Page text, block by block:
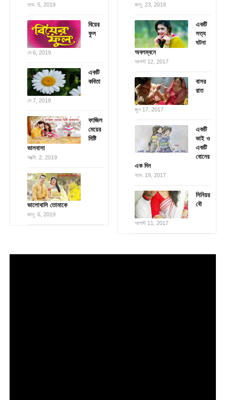
নভে. 5, 2019
বিয়ের
ফুল
মে 6, 2019
একটি
কবিতা
মে 7, 2018
ফাজিল
মেয়ের
মিষ্টি
ভালবাসা
অক্টো. 2, 2019
ভালোবাসি তোমাকে
জানু. 6, 2019
জানু. 23, 2018
একটি
সত্য
ঘটনা
অবলম্বনে
আগস্ট 12, 2017
বাসর
রাত
জুন 17, 2017
একটি
ভাই ও
একটি
বোনের
এক দিন
নভে. 19, 2017
সিনিয়র
বৌ
আগস্ট 11, 2017